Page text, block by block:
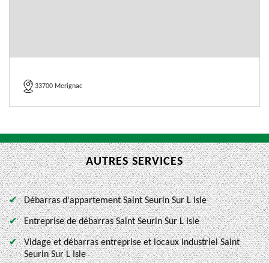
33700 Merignac
AUTRES SERVICES
Débarras d'appartement Saint Seurin Sur L Isle
Entreprise de débarras Saint Seurin Sur L Isle
Vidage et débarras entreprise et locaux industriel Saint
Seurin Sur L Isle